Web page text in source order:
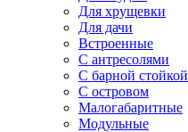
Для хрущевки
Для дачи
Встроенные
С антресолями
С барной стойкой
С островом
Малогабаритные
Модульные